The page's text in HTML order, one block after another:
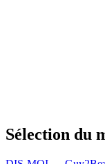
Sélection du